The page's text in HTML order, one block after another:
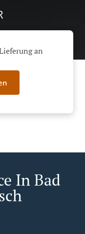
an
In Bad